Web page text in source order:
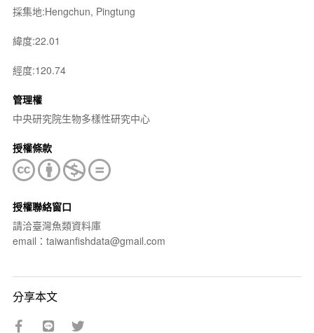
採集地:Hengchun, Pingtung
緯度:22.01
經度:120.74
管理權
中央研究院生物多樣性研究中心
授權條款
授權聯絡窗口
請洽臺灣魚類資料庫
email：taiwanfishdata@gmail.com
分享本文